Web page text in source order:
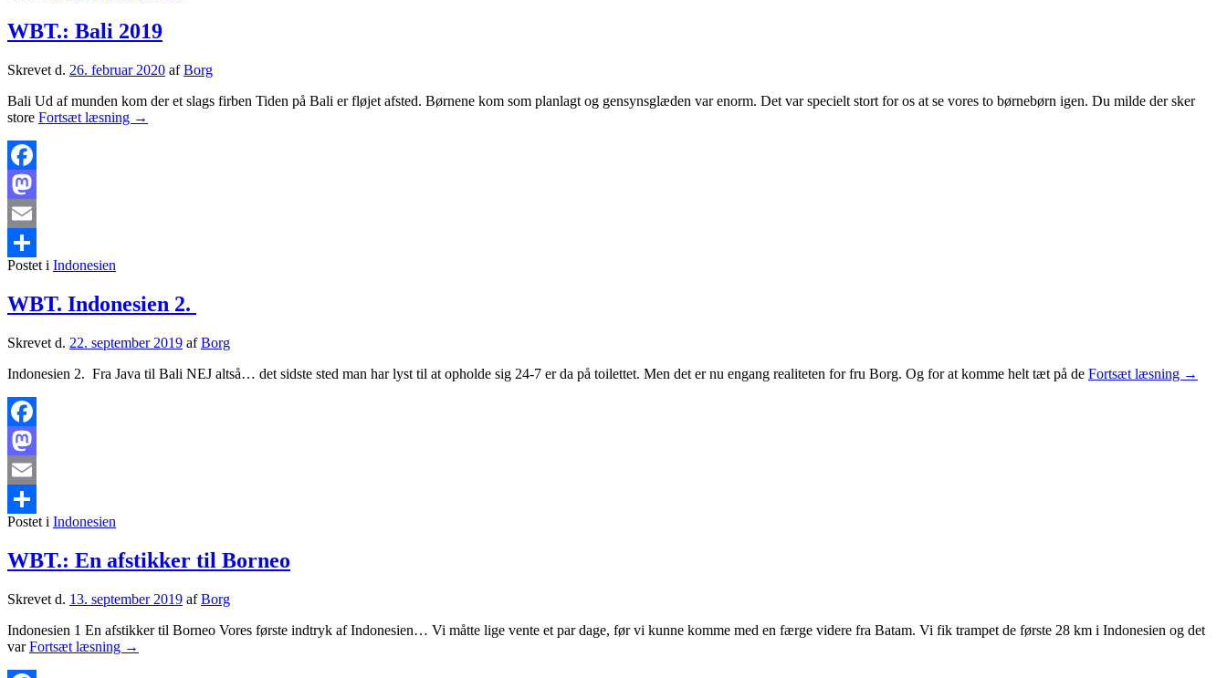
slags
tvangsægteskab
WBT.: Bali 2019
Skrevet d. 26. februar 2020 afBorg
Bali Ud af munden kom der et slags firben Tiden på Bali er fløjet afsted. Børnene kom som planlagt og gensynsglæden var enorm. Det var specielt stort for os at se vores to børnebørn igen. Du milde der sker
store Fortsæt læsning WBT.:
→
Facebook
Mastodon
Email
Share
Postet i Indonesien
WBT. Indonesien 2.
Skrevet d. 22. september 2019 afBorg
Indonesien 2. Fra Java til Bali NEJ altså… det sidste sted man har lyst til at opholde sig 24-7 er da på toilettet. Men det er nu engang realiteten for fru Borg. Og for at komme helt tæt på de Fortsæt læsning WBT.
→
Facebook
Mastodon
Email
Share
Postet i Indonesien
WBT.: En afstikker til Borneo
Skrevet d. 13. september 2019 afBorg
Indonesien 1 En afstikker til Borneo Vores første indtryk af Indonesien… Vi måtte lige vente et par dage, før vi kunne komme med en færge videre fra Batam. Vi fik trampet de første 28 km i Indonesien og det
varFortsæt læsning WBT.:
→